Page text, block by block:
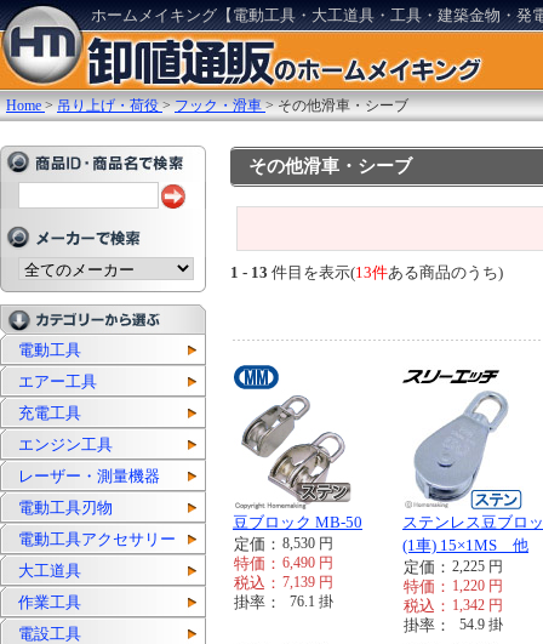
ホームメイキング【電動工具・大工道具・工具・建築金物・発
Home >吊り上げ・荷役 >フック・滑車 >その他滑車・シーブ
電動工具
エアー工具
充電工具
エンジン工具
レーザー・測量機器
電動工具刃物
電動工具アクセサリー
大工道具
作業工具
電設工具
その他滑車・シーブ
1 - 13 件目を表示(13件ある商品のうち)
豆ブロック MB-50
定価： 8,530 円
特価： 6,490 円
税込： 7,139 円
掛率： 76.1 掛
ステンレス豆ブロ
(1車) 15×1MS 他
定価： 2,225 円
特価： 1,220 円
税込： 1,342 円
掛率： 54.9 掛